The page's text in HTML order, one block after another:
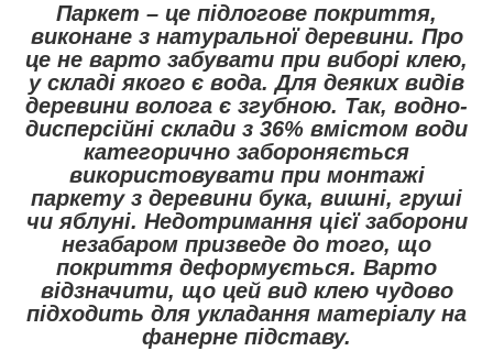
Паркет – це підлогове покриття,
виконане з натуральної деревини. Про
це не варто забувати при виборі клею,
у складі якого є вода. Для деяких видів
деревини волога є згубною. Так, водно-
дисперсійні склади з 36% вмістом води
категорично забороняється
використовувати при монтажі
паркету з деревини бука, вишні, груші
чи яблуні. Недотримання цієї заборони
незабаром призведе до того, що
покриття деформується. Варто
відзначити, що цей вид клею чудово
підходить для укладання матеріалу на
фанерне підставу.